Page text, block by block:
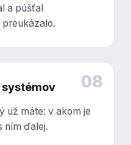
a púšťal
08
systémov
už máte: v akom je
ním ďalej.